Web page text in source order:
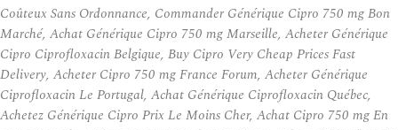
Coûteux Sans Ordonnance, Commander Générique Cipro 750 mg Bon
Marché, Achat Générique Cipro 750 mg Marseille, Acheter Générique
Cipro Ciprofloxacin Belgique, Buy Cipro Very Cheap Prices Fast
Delivery, Acheter Cipro 750 mg France Forum, Acheter Générique
Ciprofloxacin Le Portugal, Achat Générique Ciprofloxacin Québec,
Achetez Générique Cipro Prix Le Moins Cher, Achat Cipro 750 mg En